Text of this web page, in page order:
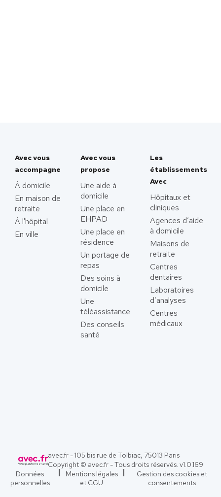
Avec vous
accompagne
À domicile
En maison de
retraite
À l'hôpital
En ville
Avec vous
propose
Une aide à
domicile
Une place en
EHPAD
Une place en
résidence
Un portage de
repas
Des soins à
domicile
Une
téléassistance
Des conseils
santé
Les
établissements
Avec
Hôpitaux et
cliniques
Agences d’aide
à domicile
Maisons de
retraite
Centres
dentaires
Laboratoires
d’analyses
Centres
médicaux
avec.fr - 105 bis rue de Tolbiac, 75013 Paris
Copyright © avec.fr - Tous droits réservés. v1.0.169
Données
personnelles
Mentions légales
et CGU
Gestion des cookies et
consentements